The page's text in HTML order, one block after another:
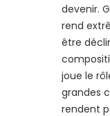
devenir.
rend
être
joue le
grandes
rendent